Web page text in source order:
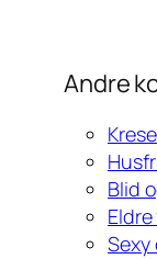
Andre
Blid
Sexy